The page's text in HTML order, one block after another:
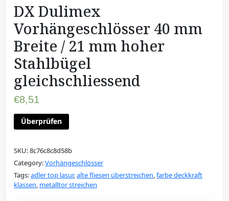
DX Dulimex
Vorhängeschlösser 40 mm
Breite / 21 mm hoher
Stahlbügel
gleichschliessend
€8,51
Überprüfen
SKU:8c76c8c8d58b
Category:Vorhängeschlösser
Tags:adler top lasur,alte fliesen überstreichen,farbe deckkraft
klassen, metalltor streichen